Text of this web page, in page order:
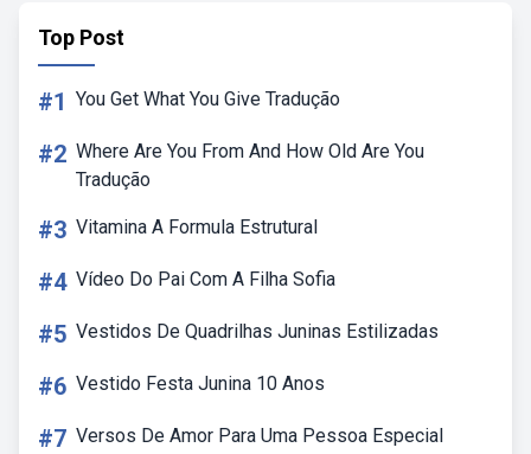
Top Post
#1 You Get What You Give Tradução
#2 Where Are You From And How Old Are You
Tradução
#3 Vitamina A Formula Estrutural
#4 Vídeo Do Pai Com A Filha Sofia
#5 Vestidos De Quadrilhas Juninas Estilizadas
#6 Vestido Festa Junina 10 Anos
#7 Versos De Amor Para Uma Pessoa Especial